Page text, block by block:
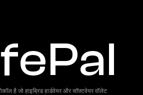
है जो हाइब्रिड हार्डवेयर और सॉफ़्टवेयर वॉलेट